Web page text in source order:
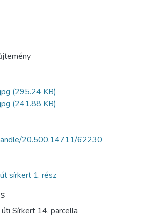
(295.24 KB)
(241.88 KB)
20.500.14711/62230
sírkert 1. rész
Sírkert 14. parcella